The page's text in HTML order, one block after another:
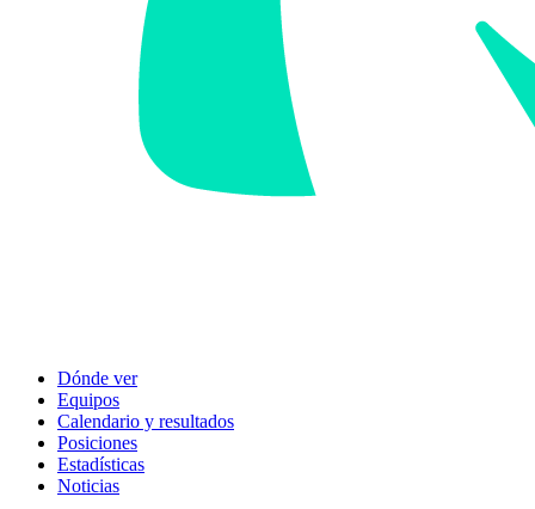
Dónde ver
Equipos
Calendario y resultados
Posiciones
Estadísticas
Noticias